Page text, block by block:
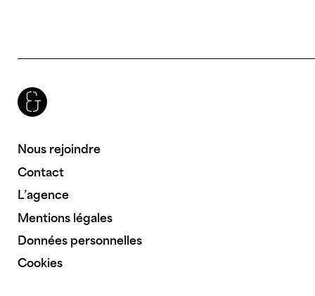
Nous rejoindre
Contact
L’agence
Mentions légales
Données personnelles
Cookies